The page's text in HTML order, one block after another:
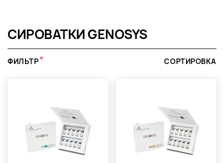
СИРОВАТКИ GENOSYS
ФИЛЬТР СОРТИРОВКА